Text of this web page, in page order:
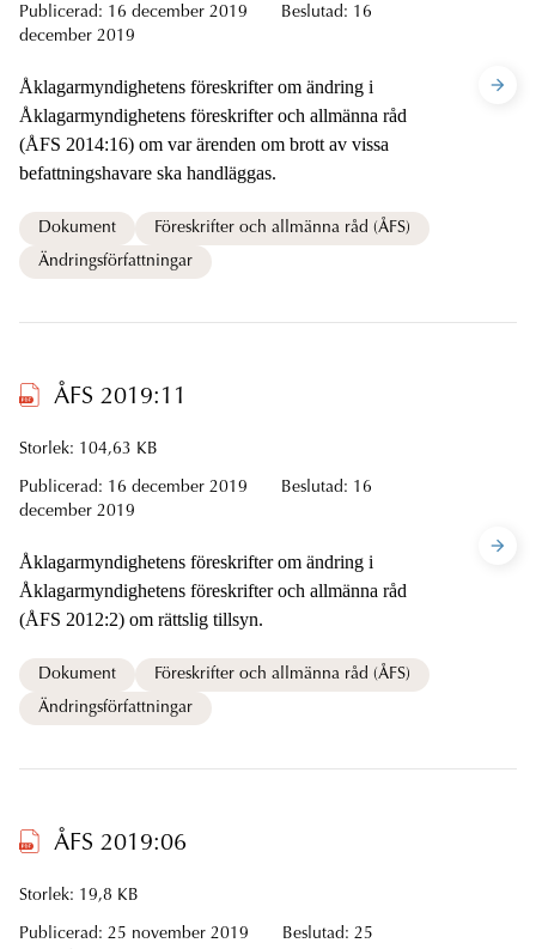
Publicerad: 16 december 2019 Beslutad: 16
december 2019
Åklagarmyndighetens föreskrifter om ändring i
Åklagarmyndighetens föreskrifter och allmänna råd
(ÅFS 2014:16) om var ärenden om brott av vissa
befattningshavare ska handläggas.
Dokument
Föreskrifter och allmänna råd (ÅFS)
Ändringsförfattningar
ÅFS 2019:11
Storlek: 104,63 KB
Publicerad: 16 december 2019 Beslutad: 16
december 2019
Åklagarmyndighetens föreskrifter om ändring i
Åklagarmyndighetens föreskrifter och allmänna råd
(ÅFS 2012:2) om rättslig tillsyn.
Dokument
Föreskrifter och allmänna råd (ÅFS)
Ändringsförfattningar
ÅFS 2019:06
Storlek: 19,8 KB
Publicerad: 25 november 2019 Beslutad: 25